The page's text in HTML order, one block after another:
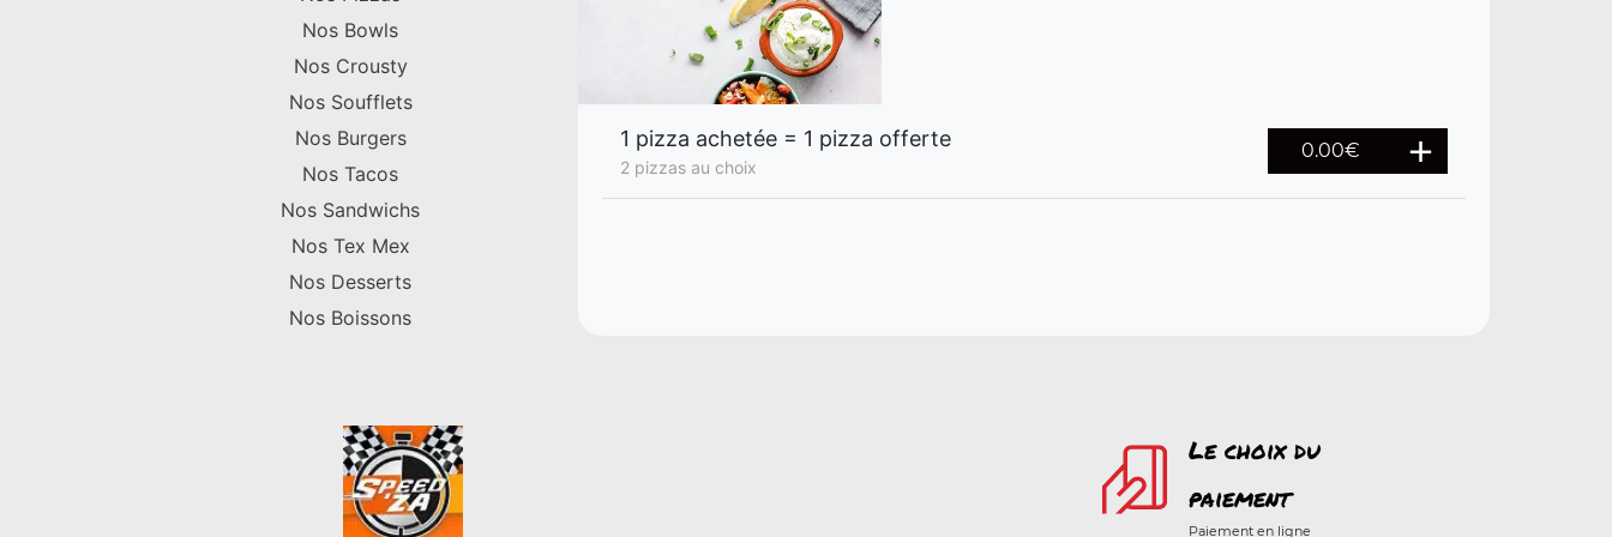
Nos Bowls
Nos Crousty
Nos Soufflets
Nos Burgers
Nos Tacos
Nos Sandwichs
Nos Tex Mex
Nos Desserts
Nos Boissons
1 pizza achetée = 1 pizza offerte
2 pizzas au choix
0.00€
Le choix du
paiement
Paiement en ligne